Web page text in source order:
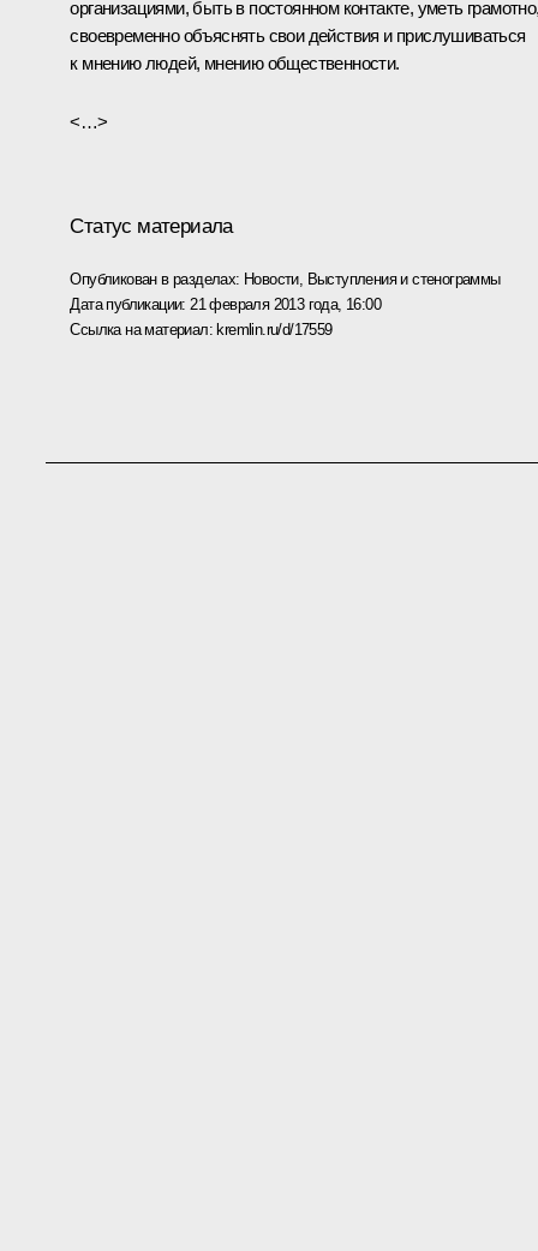
организациями, быть в постоянном контакте, уметь
своевременно объяснять свои действия и прислушиваться
к мнению людей, мнению общественности.
<…>
Статус материала
Опубликован в разделах: Новости, Выступления и стенограммы
Дата публикации: 21 февраля 2013 года, 16:00
Ссылка на материал: kremlin.ru/d/17559